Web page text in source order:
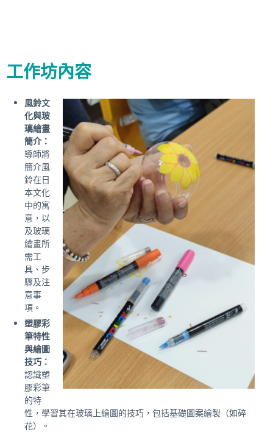
工作坊內容
風鈴文
化與玻
璃繪畫
簡介：
導師將
簡介風
鈴在日
本文化
中的寓
意，以
及玻璃
繪畫所
需工
具、步
驟及注
意事
項。
塑膠彩
筆特性
與繪圖
技巧：
認識塑
膠彩筆
的特
性，學習其在玻璃上繪圖的技巧，包括基礎圖案繪製（如碎
花）。